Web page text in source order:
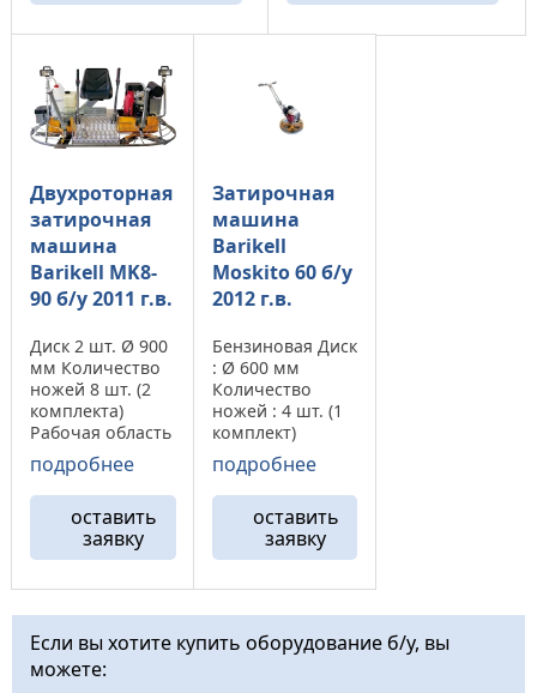
Двухроторная
затирочная
машина
Barikell МK8-
90 б/у 2011 г.в.
Диск 2 шт. Ø 900
мм Количество
ножей 8 шт. (2
комплекта)
Рабочая область
1 940 мм
Ориентация
ножей (+ +)
Двигатель
бензиновый,
HONDA 27 л.с
СТОИМОСТЬ 5
900 ...
подробнее
оставить
заявку
Затирочная
машина
Barikell
Moskito 60 б/у
2012 г.в.
Бензиновая Диск
: Ø 600 мм
Количество
ножей : 4 шт. (1
комплект)
Двигатель:
HONDA 4 л.с.
Вес: 48/50 кг. Тип
ручки: складная
СТОИМОСТЬ
1500 ...
подробнее
оставить
заявку
Если вы хотите купить оборудование б/у, вы
можете: